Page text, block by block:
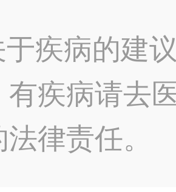
疾病的建
有疾病请去
律责任。